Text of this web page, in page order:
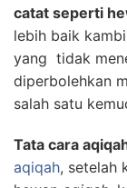
catat seperti
lebih baik
yang tidak
diperbolehkan
salah satu
Tata cara
aqiqah, setelah